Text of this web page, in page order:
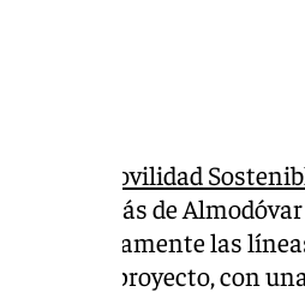
y Movilidad
nuevo baipás de
directamente las
Este proyecto, con